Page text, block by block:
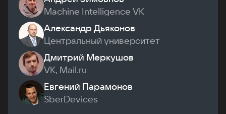
Machine Intelligence VK
Александр Дьяконов
Центральный университет
Дмитрий Меркушов
VK, Mail.ru
Евгений Парамонов
SberDevices